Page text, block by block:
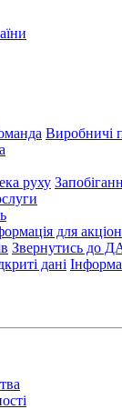
Виробничі
руху
для
Звернутись до
дані